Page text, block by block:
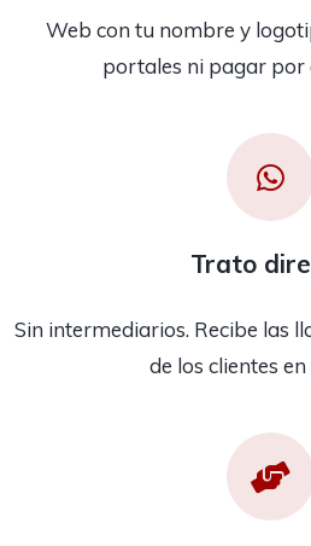
Web con tu nombre y
portales ni pagar por
Trato
Sin intermediarios. Recibe las
de los clientes